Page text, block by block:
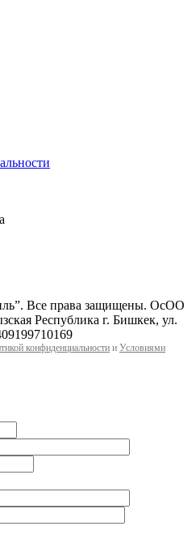
Все права защищены. ОсОО
Республика г. Бишкек, ул.
конфиденциальности и Условиями